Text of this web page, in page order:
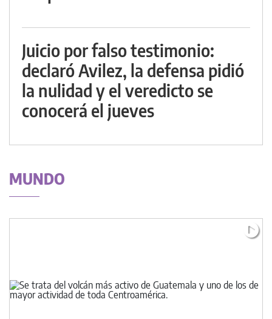
Juicio por falso testimonio:
declaró Avilez, la defensa pidió
la nulidad y el veredicto se
conocerá el jueves
MUNDO